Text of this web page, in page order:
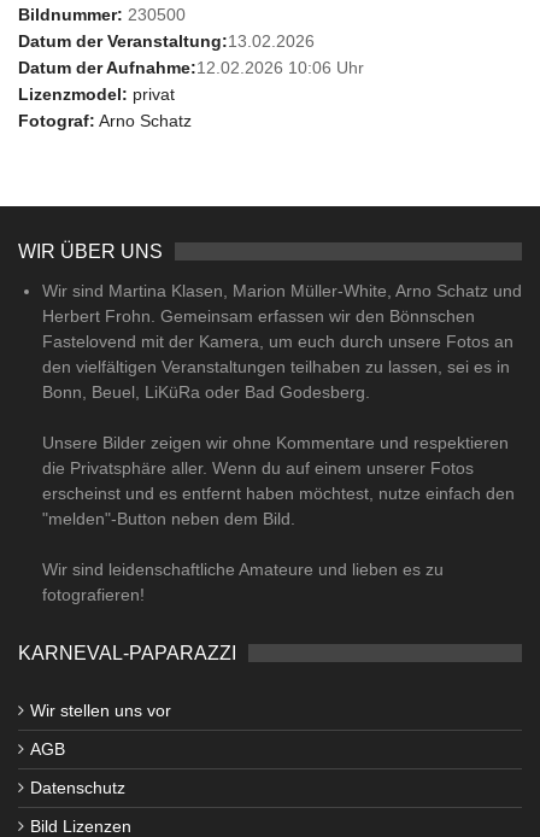
Bildnummer: 230500
Datum der Veranstaltung:13.02.2026
Datum der Aufnahme:12.02.2026 10:06 Uhr
Lizenzmodel: privat
Fotograf: Arno Schatz
WIR ÜBER UNS
Wir sind Martina Klasen, Marion Müller-White, Arno Schatz und
Herbert Frohn. Gemeinsam erfassen wir den Bönnschen
Fastelovend mit der Kamera, um euch durch unsere Fotos an
den vielfältigen Veranstaltungen teilhaben zu lassen, sei es in
Bonn, Beuel, LiKüRa oder Bad Godesberg.
Unsere Bilder zeigen wir ohne Kommentare und respektieren
die Privatsphäre aller. Wenn du auf einem unserer Fotos
erscheinst und es entfernt haben möchtest, nutze einfach den
"melden"-Button neben dem Bild.
Wir sind leidenschaftliche Amateure und lieben es zu
fotografieren!
KARNEVAL-PAPARAZZI
Wir stellen uns vor
AGB
Datenschutz
Bild Lizenzen